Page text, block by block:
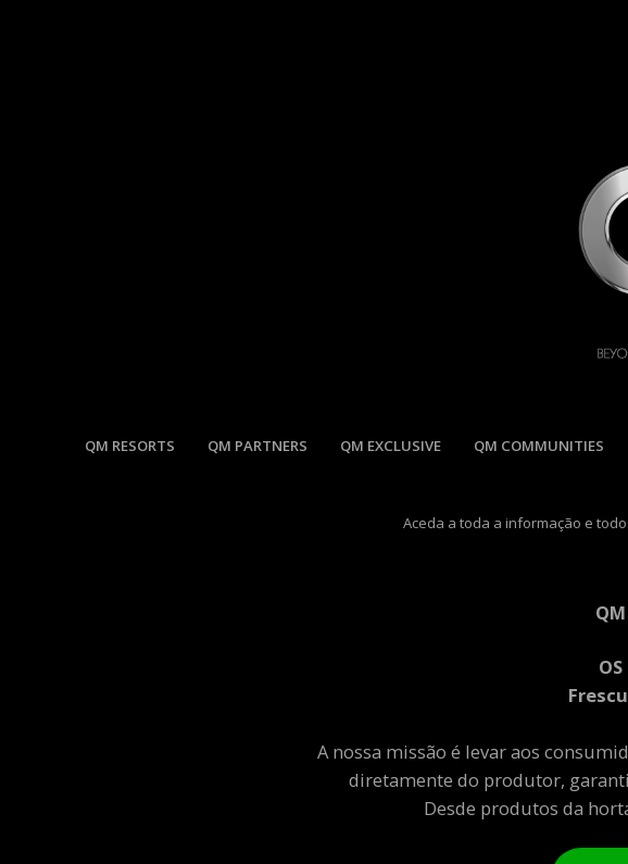
QM RESORTS QM PARTNERS QM EXCLUSIVE QM COMMUNITIES
Aceda a toda a informação e
OS
A nossa missão é levar aos
diretamente do produtor,
Desde produtos da